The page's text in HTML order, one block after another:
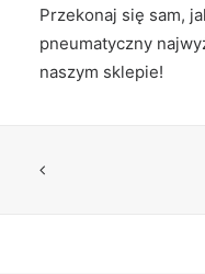
Przekonaj się sam,
pneumatyczny
naszym sklepie!